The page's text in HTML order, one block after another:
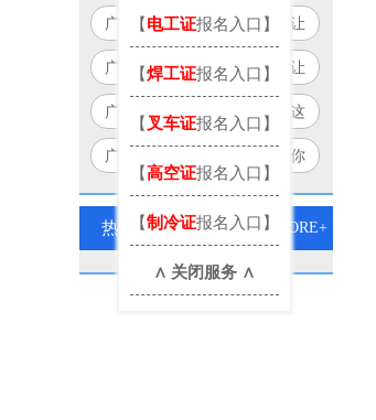
个方法让你省时又省力！
广东电工证查询，这些技巧让
你事半功倍！
广东电工证查询，这个方法让
你告别繁琐！
广东电工证查询不再头疼，这
个方法让你豁然开朗！
广东电工证查询小技巧，让你
热门标签 MORE+
【电工证报名入口】
【焊工证报名入口】
【 叉车证报名入口】
【高空证报名入口】
【制冷证报名入口】
∧ 关闭服务 ∧